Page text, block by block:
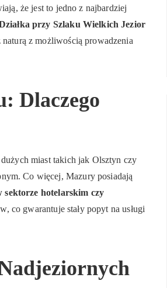
że jest to jedno z najbardziej
przy Szlaku Wielkich Jezior
z możliwością prowadzenia
Dlaczego
miast takich jak Olsztyn czy
Co więcej, Mazury posiadają
sektorze hotelarskim czy
co gwarantuje stały popyt na usługi